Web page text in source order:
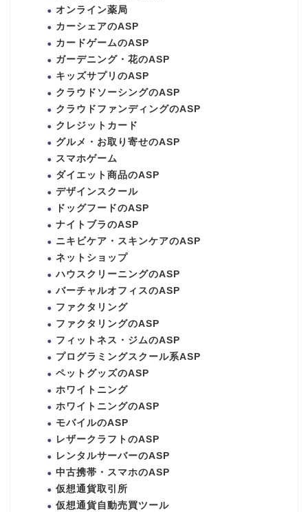
オンライン薬局
カーシェアのASP
カードゲームのASP
ガーデニング・花のASP
キッズサプリのASP
クラウドソーシングのASP
クラウドファンディングのASP
クレジットカード
グルメ・お取り寄せのASP
スマホゲーム
ダイエット商品のASP
デザインスクール
ドッグフードのASP
ナイトブラのASP
ニキビケア・スキンケアのASP
ネットショップ
ハウスクリーニングのASP
バーチャルオフィスのASP
ファクタリング
ファクタリングのASP
フィットネス・ジムのASP
プログラミングスクール系ASP
ペットグッズのASP
ホワイトニング
ホワイトニングのASP
モバイルのASP
レザークラフトのASP
レンタルサーバーのASP
中古携帯・スマホのASP
仮想通貨取引所
仮想通貨自動売買ツール